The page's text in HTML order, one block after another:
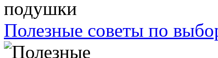
Полезные советы по